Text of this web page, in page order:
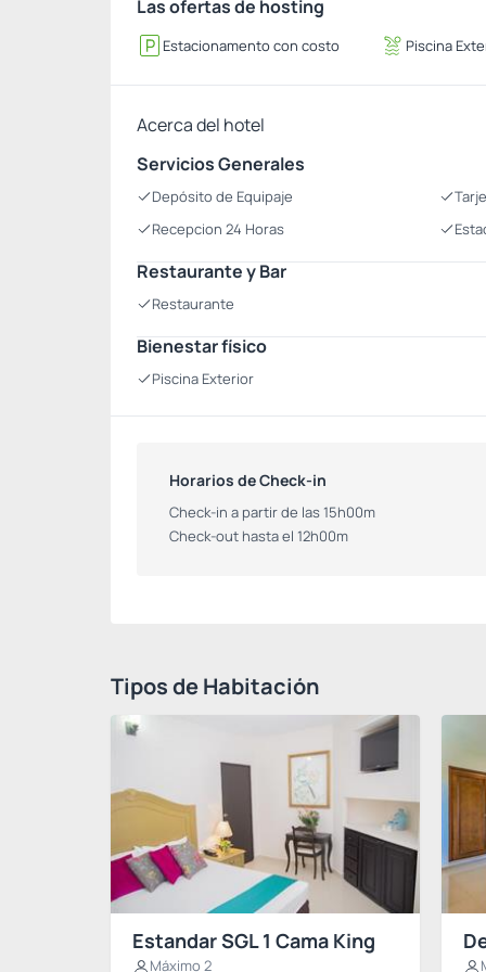
Las ofertas de hosting
Estacionamento con costo Piscina
Acerca del hotel
Servicios Generales
Depósito de Equipaje
Recepcion 24 Horas
Restaurante y Bar
Restaurante
Bienestar físico
Piscina Exterior
Horarios de Check-in
Check-in a partir de las 15h00m
Check-out hasta el 12h00m
Tipos de Habitación
Estandar SGL 1 Cama King
Máximo 2